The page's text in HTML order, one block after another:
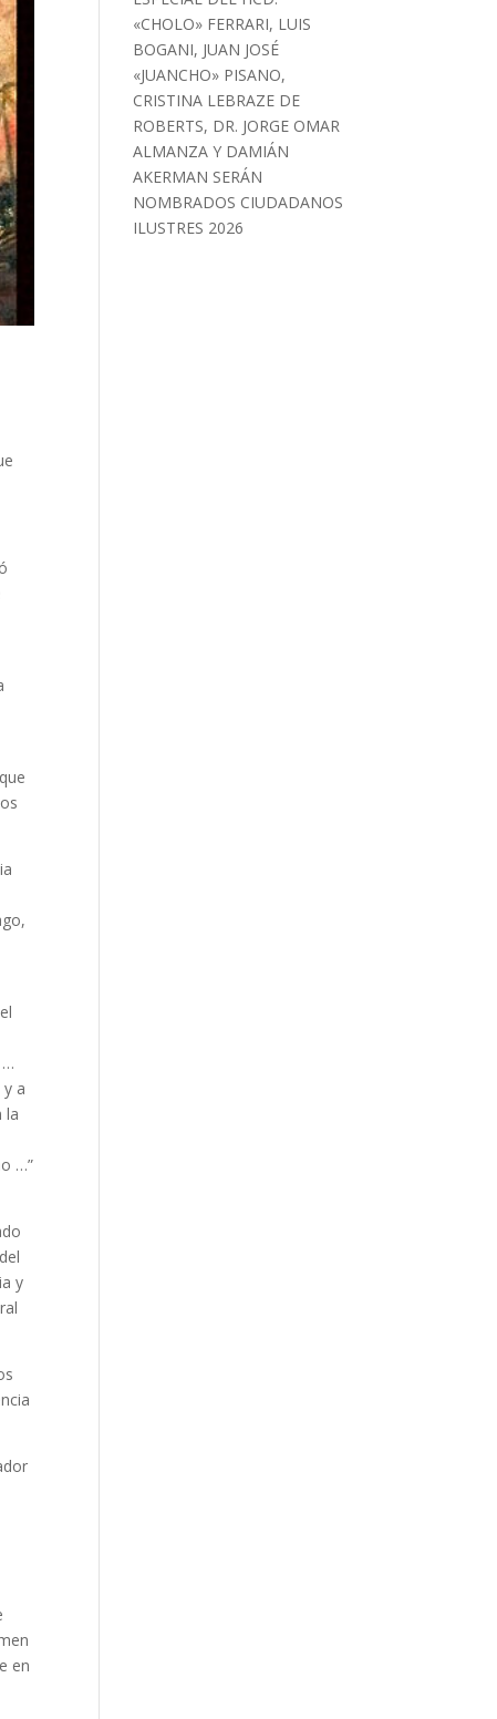
…
a
la
…”
y
en
«CHOLO» FERRARI, LUIS
BOGANI, JUAN JOSÉ
«JUANCHO» PISANO,
CRISTINA LEBRAZE DE
ROBERTS, DR. JORGE OMAR
ALMANZA Y DAMIÁN
AKERMAN SERÁN
NOMBRADOS CIUDADANOS
ILUSTRES 2026